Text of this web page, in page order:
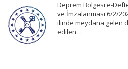
İmzalanması
VUK
Sirküleri
Deprem Bölgesi e-
ve İmzalanması 6/2/
ilinde meydana gelen
edilen…